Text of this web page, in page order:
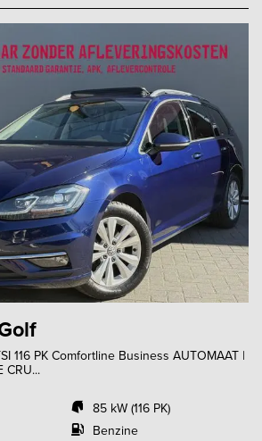
116 PK Comfortline Business AUTOMAAT |
CRU...
85 kW (116 PK)
Benzine